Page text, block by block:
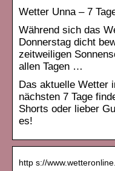
Wetter Unna – 7
Während sich das
Donnerstag dicht
zeitweiligen
allen Tagen …
Das aktuelle Wetter
nächsten 7 Tage
Shorts oder lieber
es!
http s://